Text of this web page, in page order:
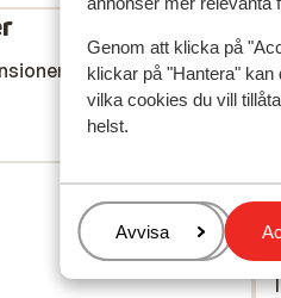
Genom att klicka på
klickar på "Hantera"
vilka cookies du vill
helst.
Hantera
Avvisa
som verkligen speglar
för 2 veckor sedan